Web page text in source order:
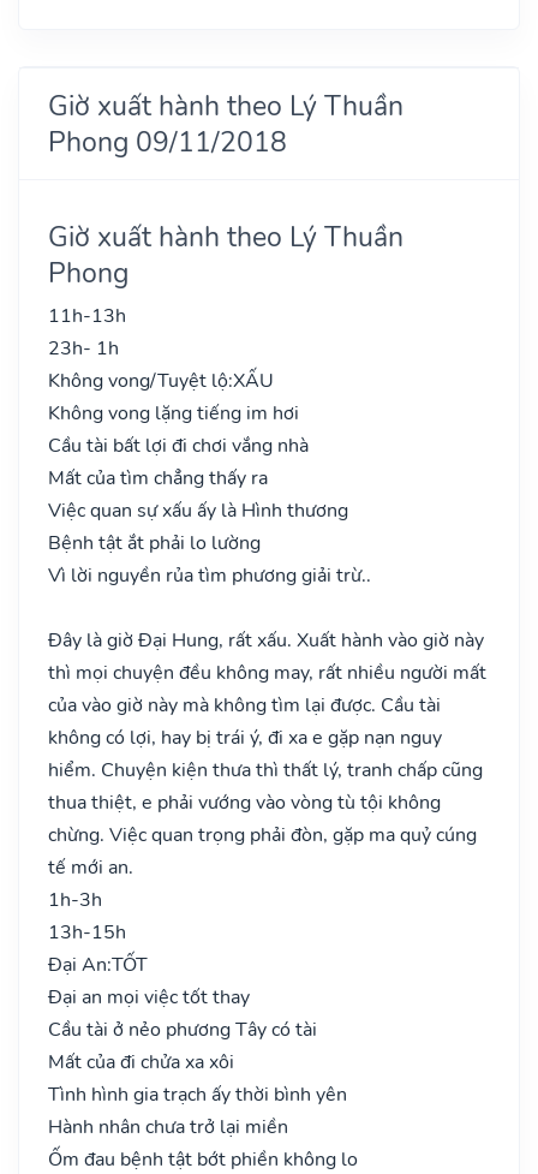
Giờ xuất hành theo Lý Thuần
Phong 09/11/2018
Giờ xuất hành theo Lý Thuần
Phong
11h-13h
23h- 1h
Không vong/Tuyệt lộ:XẤU
Không vong lặng tiếng im hơi
Cầu tài bất lợi đi chơi vắng nhà
Mất của tìm chẳng thấy ra
Việc quan sự xấu ấy là Hình thương
Bệnh tật ắt phải lo lường
Vì lời nguyền rủa tìm phương giải trừ..
Đây là giờ Đại Hung, rất xấu. Xuất hành vào giờ này
thì mọi chuyện đều không may, rất nhiều người mất
của vào giờ này mà không tìm lại được. Cầu tài
không có lợi, hay bị trái ý, đi xa e gặp nạn nguy
hiểm. Chuyện kiện thưa thì thất lý, tranh chấp cũng
thua thiệt, e phải vướng vào vòng tù tội không
chừng. Việc quan trọng phải đòn, gặp ma quỷ cúng
tế mới an.
1h-3h
13h-15h
Đại An:TỐT
Đại an mọi việc tốt thay
Cầu tài ở nẻo phương Tây có tài
Mất của đi chửa xa xôi
Tình hình gia trạch ấy thời bình yên
Hành nhân chưa trở lại miền
Ốm đau bệnh tật bớt phiền không lo